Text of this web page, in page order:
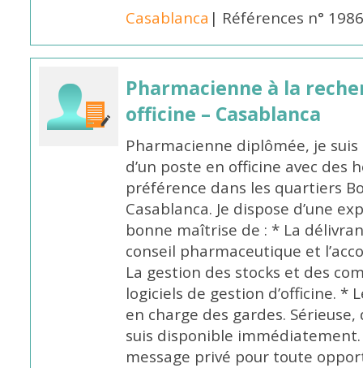
Casablanca | Références n°
Pharmacienne à la
officine – Casablanca
Pharmacienne diplômée, je
d’un poste en officine avec des
préférence dans les quartiers
Casablanca. Je dispose d’une
bonne maîtrise de : * La
conseil pharmaceutique et
La gestion des stocks et des
logiciels de gestion d’officine. *
en charge des gardes.
suis disponible
message privé pour toute